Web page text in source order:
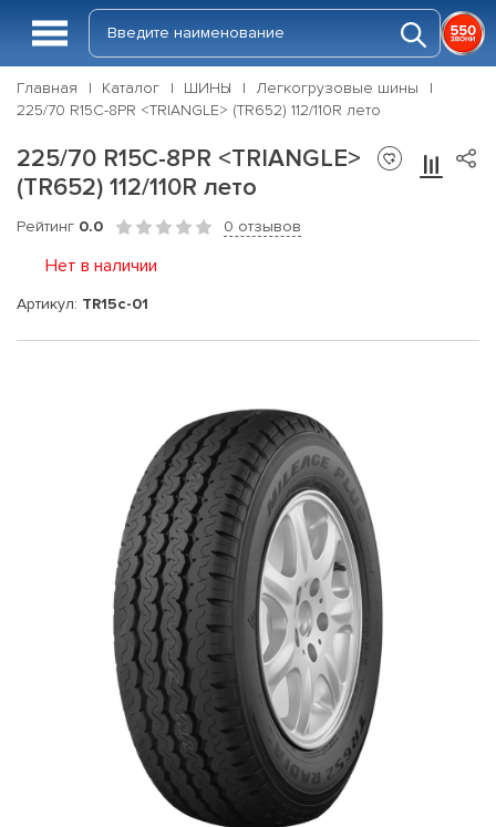
Главная Каталог ШИНЫ
Легкогрузовые шины
225/70 R15C-8PR <TRIANGLE> (TR652) 112/110R лето
225/70 R15C-8PR <TRIANGLE>
(TR652) 112/110R лето
Рейтинг 0.0 0 отзывов
Нет в наличии
Артикул: TR15c-01